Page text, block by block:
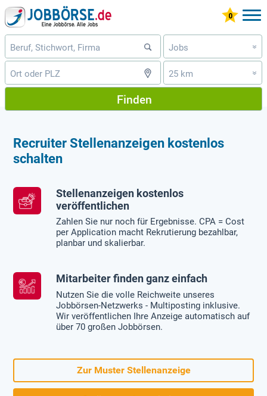
Jobs »
25 km »
Finden
Recruiter Stellenanzeigen kostenlos
schalten
Stellenanzeigen kostenlos
veröffentlichen
Zahlen Sie nur noch für Ergebnisse. CPA = Cost
per Application macht Rekrutierung bezahlbar,
planbar und skalierbar.
Mitarbeiter finden ganz einfach
Nutzen Sie die volle Reichweite unseres
Jobbörsen-Netzwerks - Multiposting inklusive.
Wir veröffentlichen Ihre Anzeige automatisch auf
über 70 großen Jobbörsen.
Zur Muster Stellenanzeige